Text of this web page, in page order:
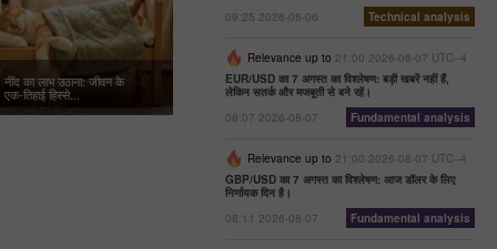
नींद का लाभ उठाना: जीवन के
एक‑तिहाई हिस्से...
09:25 2026-08-06
Technical analysis
Relevance up to 21:00 2026-08-07 UTC--4
EUR/USD का 7 अगस्त का विश्लेषण: बड़ी खबरें नहीं हैं,
लेकिन सतर्क और मजबूती से बने रहें।
08:07 2026-08-07
Fundamental analysis
Relevance up to 21:00 2026-08-07 UTC--4
GBP/USD का 7 अगस्त का विश्लेषण: आज डॉलर के लिए
निर्णायक दिन है।
08:11 2026-08-07
Fundamental analysis